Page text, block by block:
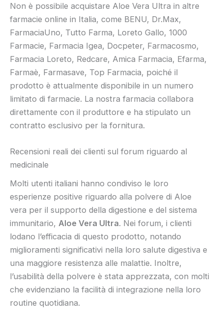
Non è possibile acquistare Aloe Vera Ultra in altre
farmacie online in Italia, come BENU, Dr.Max,
FarmaciaUno, Tutto Farma, Loreto Gallo, 1000
Farmacie, Farmacia Igea, Docpeter, Farmacosmo,
Farmacia Loreto, Redcare, Amica Farmacia, Efarma,
Farmaè, Farmasave, Top Farmacia, poiché il
prodotto è attualmente disponibile in un numero
limitato di farmacie. La nostra farmacia collabora
direttamente con il produttore e ha stipulato un
contratto esclusivo per la fornitura.
Recensioni reali dei clienti sul forum riguardo al
medicinale
Molti utenti italiani hanno condiviso le loro
esperienze positive riguardo alla polvere di Aloe
vera per il supporto della digestione e del sistema
immunitario, Aloe Vera Ultra. Nei forum, i clienti
lodano l’efficacia di questo prodotto, notando
miglioramenti significativi nella loro salute digestiva e
una maggiore resistenza alle malattie. Inoltre,
l’usabilità della polvere è stata apprezzata, con molti
che evidenziano la facilità di integrazione nella loro
routine quotidiana.